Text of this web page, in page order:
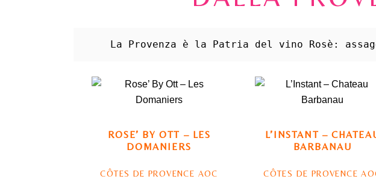
La Provenza è la Patria del vino Rosè:
ROSE’ BY OTT – LES
DOMANIERS
CÔTES DE PROVENCE AOC
L’INSTANT –
BARBANAU
CÔTES DE PROVENCE